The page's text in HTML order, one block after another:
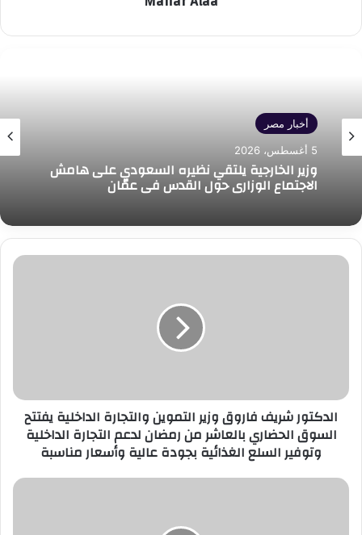
أخبار مصر
5 أغسطس، 2026
وزير الخارجية يلتقي نظيره السعودي على هامش
الاجتماع الوزاري حول القدس في عمّان
الدكتور
السوق
الحضاري
بالعاشر
لدعم
الدكتور شريف فاروق وزير التموين والتجارة الداخلية يفتتح
السوق الحضاري بالعاشر من رمضان لدعم التجارة الداخلية
وتوفير السلع الغذائية بجودة عالية وأسعار مناسبة
قناة